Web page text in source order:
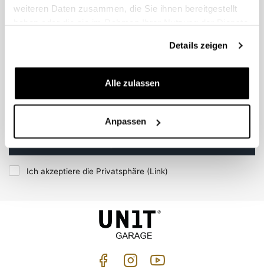
weiteren Daten zusammen, die Sie ihnen bereitgestellt
Details zeigen
Alle zulassen
Anpassen
Begleiten Sie uns
Ich akzeptiere die Privatsphäre (Link)